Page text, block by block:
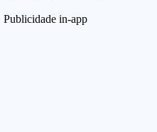
Publicidade in-app